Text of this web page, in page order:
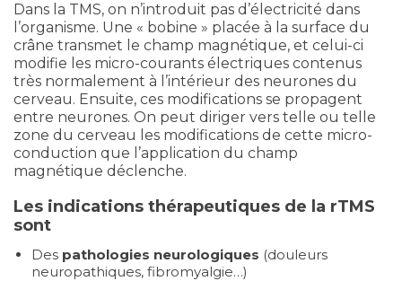
Dans la TMS, on n’introduit pas d’électricité dans
l’organisme. Une « bobine » placée à la surface du
crâne transmet le champ magnétique, et celui-ci
modifie les micro-courants électriques contenus
très normalement à l’intérieur des neurones du
cerveau. Ensuite, ces modifications se propagent
entre neurones. On peut diriger vers telle ou telle
zone du cerveau les modifications de cette micro-
conduction que l’application du champ
magnétique déclenche.
Les indications thérapeutiques de la rTMS
sont
Des pathologies neurologiques (douleurs
neuropathiques, fibromyalgie…)